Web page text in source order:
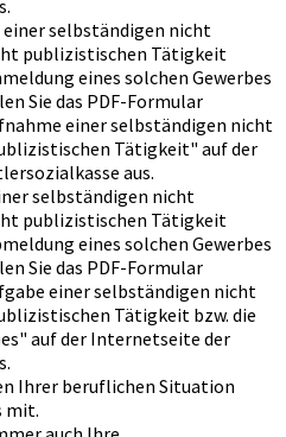
einer selbständigen nicht
publizistischen Tätigkeit
eines solchen Gewerbes
Sie das PDF-Formular
einer selbständigen nicht
Tätigkeit" auf der
aus.
selbständigen nicht
publizistischen Tätigkeit
eines solchen Gewerbes
Sie das PDF-Formular
einer selbständigen nicht
Tätigkeit bzw. die
auf der Internetseite der
Ihrer beruflichen Situation
mit.